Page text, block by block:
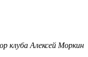
клуба Алексей Моркин